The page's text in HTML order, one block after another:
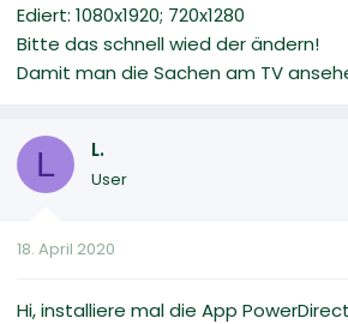
Ediert: 1080x1920; 720x1280
Bitte das schnell wied der ändern!
Damit man die Sachen am TV
L L.
User
18. April 2020
Hi, installiere mal die App